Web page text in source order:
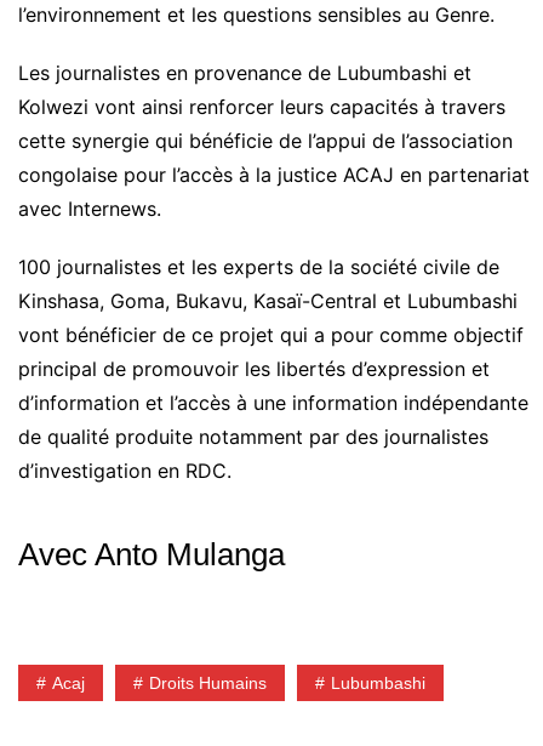
l’environnement et les questions sensibles au Genre.
Les journalistes en provenance de Lubumbashi et
Kolwezi vont ainsi renforcer leurs capacités à travers
cette synergie qui bénéficie de l’appui de l’association
congolaise pour l’accès à la justice ACAJ en partenariat
avec Internews.
100 journalistes et les experts de la société civile de
Kinshasa, Goma, Bukavu, Kasaï-Central et Lubumbashi
vont bénéficier de ce projet qui a pour comme objectif
principal de promouvoir les libertés d’expression et
d’information et l’accès à une information indépendante
de qualité produite notamment par des journalistes
d’investigation en RDC.
Avec Anto Mulanga
Acaj Droits Humains Lubumbashi